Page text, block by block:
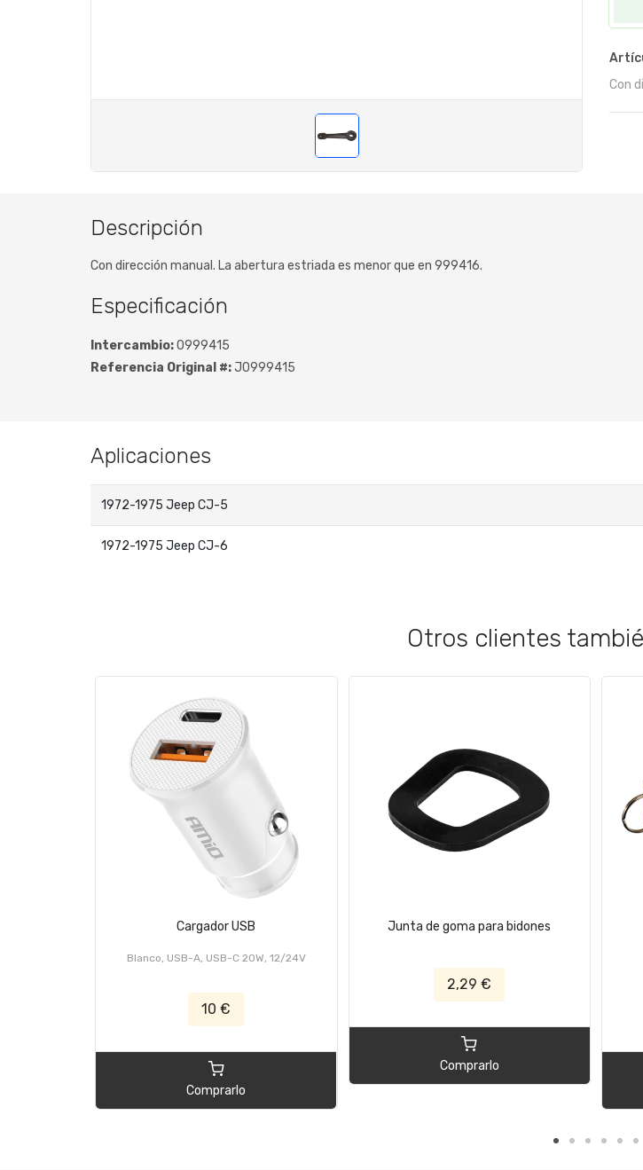
Con
Descripción
Con dirección manual. La abertura estriada es menor que en 999416.
Especificación
Intercambio:0999415
Referencia Original #:J0999415
Aplicaciones
1972-1975 Jeep CJ-5
1972-1975 Jeep CJ-6
Otros clientes
Cargador USB
Blanco, USB-A, USB-C 20W, 12/24V
10 €
Comprarlo
Junta de goma para bidones
2,29 €
Comprarlo